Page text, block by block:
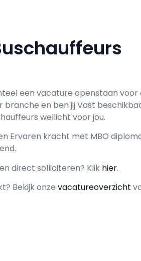
een vacature openstaan voor
branche en ben jij Vast
wellicht voor jou.
Ervaren kracht met MBO
direct solliciteren? Klik hier.
Bekijk onze vacatureoverzicht